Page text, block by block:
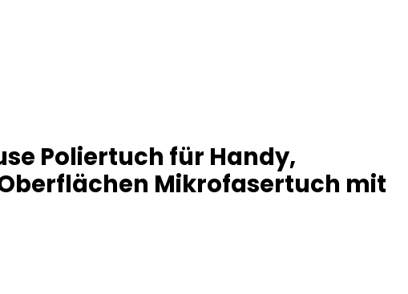
Poliertuch für Handy,
Mikrofasertuch mit